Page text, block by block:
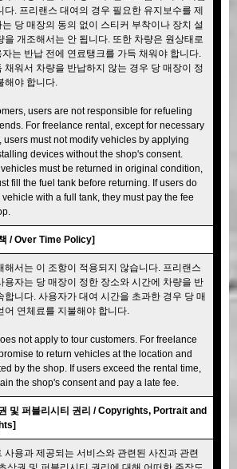
다. 프리랜스 대여의 경우 필요한 유지보수를 제
당 매장의 동의 없이 스티커 부착이나 장치 설
을 개조해서는 안 됩니다. 또한 차량은 원상태로
는 반납 전에 연료탱크를 가득 채워야 합니다.
채워서 차량을 반납하지 않는 경우 당 매장이 정
해야 합니다.
users are not responsible for refueling
For freelance rental, except for necessary
users must not modify vehicles by applying
devices without the shop's consent.
must be returned in original condition,
fill the fuel tank before returning. If users do
with a full tank, they must pay the fee
/ Over Time Policy]
해서는 이 조항이 적용되지 않습니다. 프리랜스
용자는 당 매장이 정한 장소와 시간에 차량을 반
합니다. 사용자가 대여 시간을 초과한 경우 당 매
어 연체료를 지불해야 합니다.
not apply to tour customers. For freelance
to return vehicles at the location and
by the shop. If users exceed the rental time,
the shop's consent and pay a late fee.
및 퍼블리시티 권리 / Copyrights, Portrait and
사용과 제공되는 서비스와 관련된 사진과 관련